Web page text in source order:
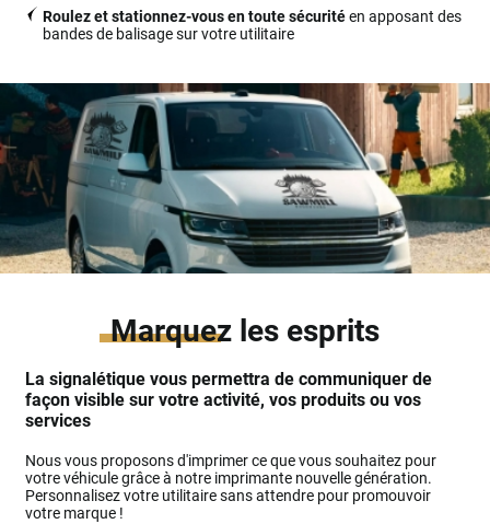
Roulez et stationnez-vous en toute sécuritéen apposant des
bandes de balisage sur votre utilitaire
Marquez les esprits
La signalétique vous permettra de communiquer de
façon visible sur votre activité, vos produits ou vos
services
Nous vous proposons d'imprimer ce que vous souhaitez pour
votre véhicule grâce à notre imprimante nouvelle génération.
Personnalisez votre utilitaire sans attendre pour promouvoir
votre marque !